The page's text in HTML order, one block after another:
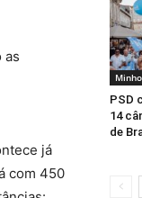
as
já
com 450
Minho
PSD
14
de